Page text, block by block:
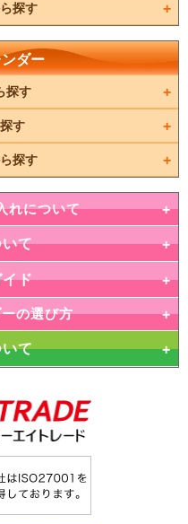
探す
ダー
探す
す
探す
れについて
て
ド
の選び方
て